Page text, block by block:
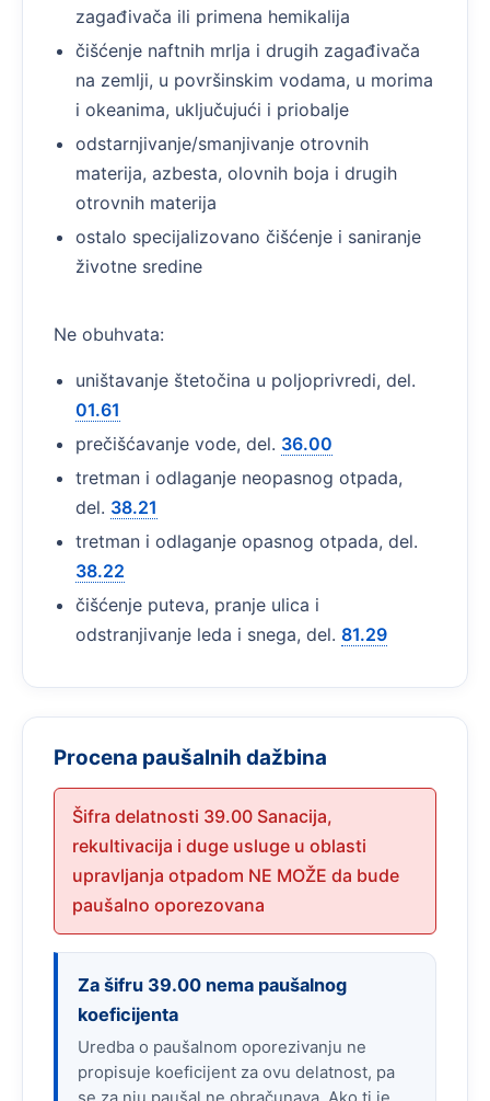
zagađivača ili primena hemikalija
čišćenje naftnih mrlja i drugih zagađivača
na zemlji, u površinskim vodama, u morima
i okeanima, uključujući i priobalje
odstarnjivanje/smanjivanje otrovnih
materija, azbesta, olovnih boja i drugih
otrovnih materija
ostalo specijalizovano čišćenje i saniranje
životne sredine
Ne obuhvata:
uništavanje štetočina u poljoprivredi, del.
01.61
prečišćavanje vode, del. 36.00
tretman i odlaganje neopasnog otpada,
del. 38.21
tretman i odlaganje opasnog otpada, del.
38.22
čišćenje puteva, pranje ulica i
odstranjivanje leda i snega, del. 81.29
Procena paušalnih dažbina
Šifra delatnosti 39.00 Sanacija,
rekultivacija i duge usluge u oblasti
upravljanja otpadom NE MOŽE da bude
paušalno oporezovana
Za šifru 39.00 nema paušalnog
koeficijenta
Uredba o paušalnom oporezivanju ne
propisuje koeficijent za ovu delatnost, pa